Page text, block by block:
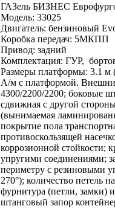
ГАЗель БИЗНЕС
Модель: 33025
Двигатель: бензиновый
Коробка передач: 5МКПП
Привод: задний
Комплектация: ГУР,
Размеры платформы: 3.1 м
А/м с платформой.
4300/2200/2200; боковые
сдвижная с другой
(вынимаемая
покрытие пола
противоскользящей
коррозионной стойкости;
упругими соединениями;
периметру с резиновыми
270°); количество петель
фурнитура (петли, замки)
штанговый запор